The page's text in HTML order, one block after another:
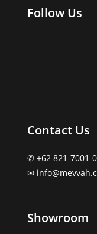
Follow Us
Contact Us
✆ +62 821-7001-
✉︎
Showroom